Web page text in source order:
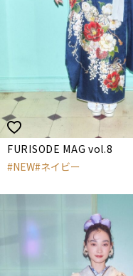
FURISODE MAG vol.8
NEW ネイビー